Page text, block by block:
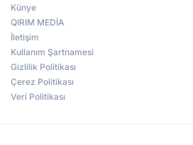
Künye
QIRIM MEDİA
İletişim
Kullanım Şartnamesi
Gizlilik Politikası
Çerez Politikası
Veri Politikası